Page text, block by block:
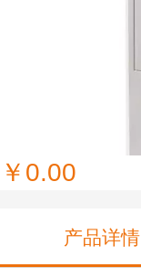
￥0.00
产品详情